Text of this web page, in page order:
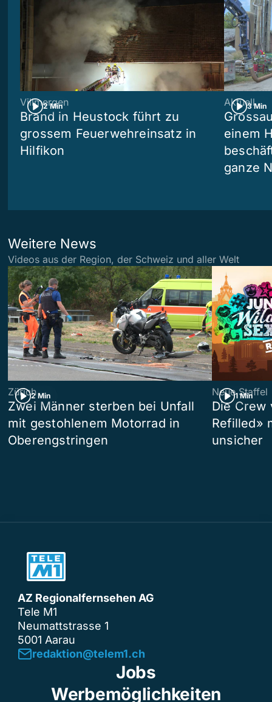
2 Min
Villmergen
Brand in Heustock führt zu
grossem Feuerwehreinsatz in
Hilfikon
3 Min
Aktuell
einem
ganze
Weitere News
Videos aus der Region, der Schweiz und aller Welt
2 Min
Zürich
Zwei Männer sterben bei Unfall
mit gestohlenem Motorrad in
Oberengstringen
1 Min
Neue Staffel
Die Crew
Refilled»
unsicher
AZ Regionalfernsehen AG
Tele M1
Neumattstrasse 1
5001 Aarau
redaktion@telem1.ch
Jobs
Werbemöglichkeiten